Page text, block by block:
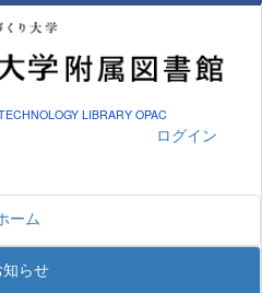
LIBRARY OPAC
ログイン
ーム
知らせ